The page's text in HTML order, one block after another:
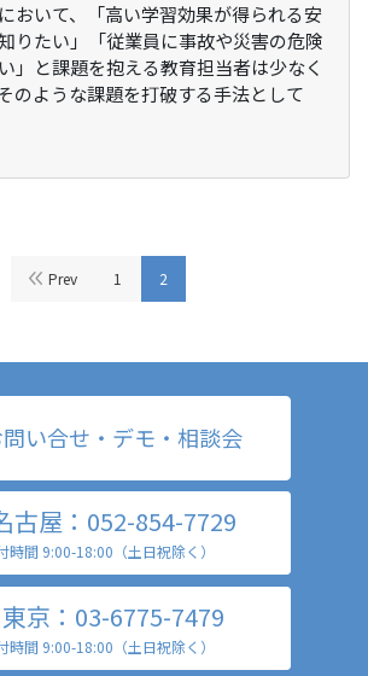
おいて、「高い学習効果が得られる安
りたい」「従業員に事故や災害の危険
」と課題を抱える教育担当者は少なく
のような課題を打破する手法として
Prev 1 2
問い合せ・デモ・相談会
古屋：052-854-7729
時間 9:00-18:00（土日祝除く）
東京：03-6775-7479
時間 9:00-18:00（土日祝除く）